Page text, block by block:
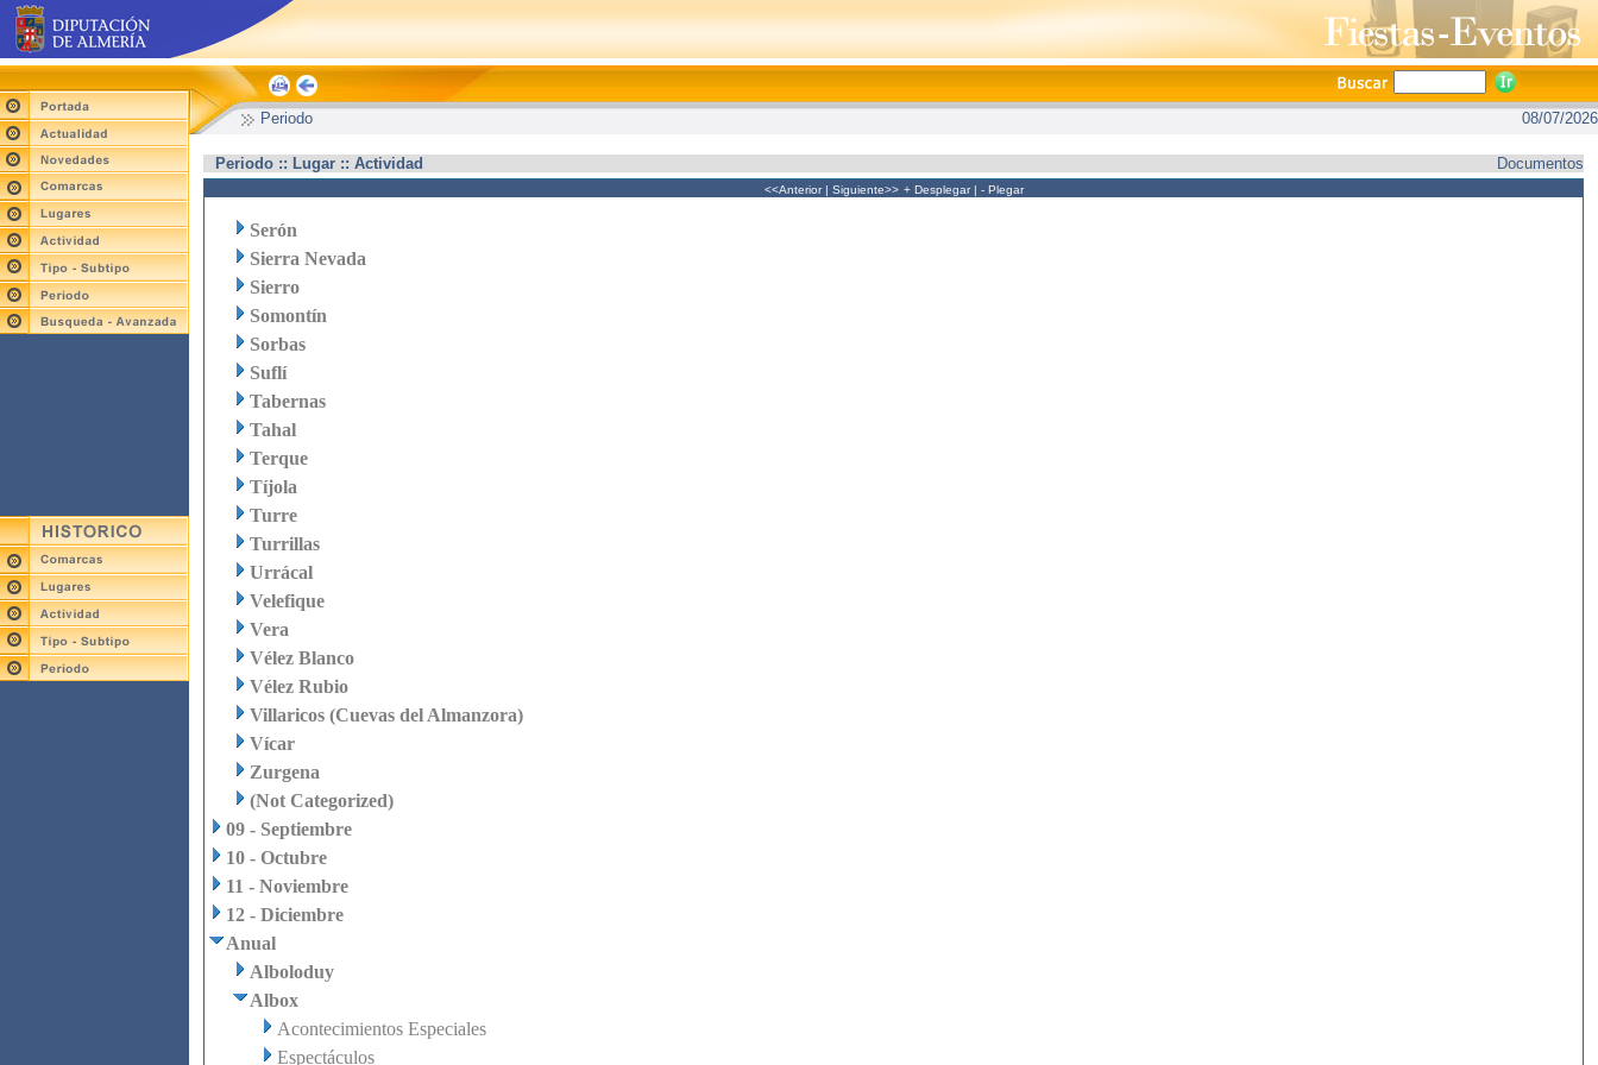
Periodo 08/07/2026
Periodo :: Lugar :: Actividad Documentos
<<Anterior| Siguiente>> + Desplegar| - Plegar
Serón
Sierra Nevada
Sierro
Somontín
Sorbas
Suflí
Tabernas
Tahal
Terque
Tíjola
Turre
Turrillas
Urrácal
Velefique
Vera
Vélez Blanco
Vélez Rubio
Villaricos (Cuevas del Almanzora)
Vícar
Zurgena
(Not Categorized)
09 - Septiembre
10 - Octubre
11 - Noviembre
12 - Diciembre
Anual
Alboloduy
Albox
Acontecimientos Especiales
Espectáculos